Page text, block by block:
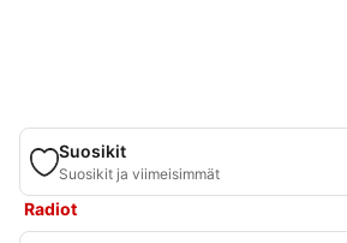
Suosikit
Suosikit ja viimeisimmät
Radiot